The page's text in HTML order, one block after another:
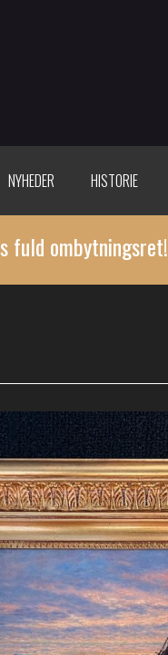
NYHEDER HISTORIE
fuld ombytningsret!